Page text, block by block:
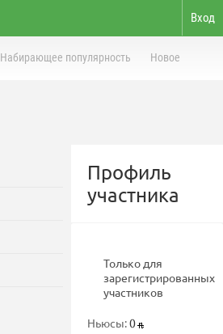
Вход
Набирающее популярность Новое
Профиль
участника
Только для
зарегистрированных
участников
Ньюсы:0